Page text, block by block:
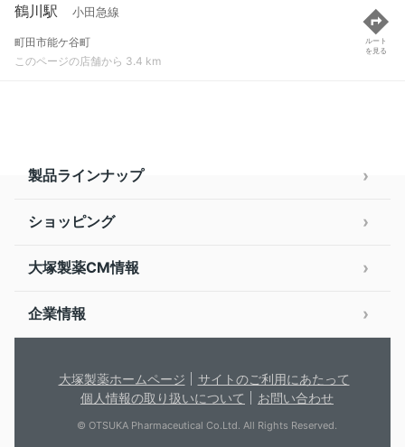
鶴川駅 小田急線
町田市能ケ谷町
このページの店舗から 3.4 km
ルート
を見る
製品ラインナップ
ショッピング
大塚製薬CM情報
企業情報
大塚製薬ホームページ
サイトのご利用にあたって
個人情報の取り扱いについて
お問い合わせ
© OTSUKA Pharmaceutical Co.Ltd. All Rights Reserved.